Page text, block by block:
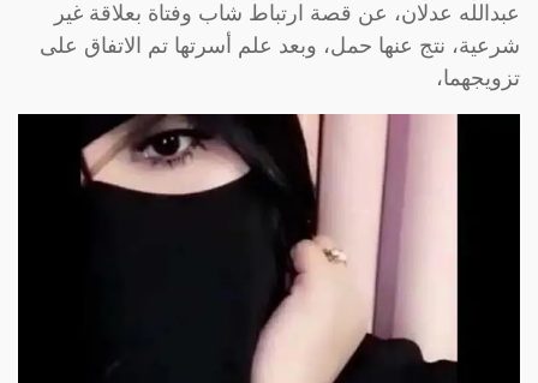
عبدالله عدلان، عن قصة ارتباط شاب وفتاة بعلاقة غير
شرعية، نتج عنها حمل، وبعد علم أسرتها تم الاتفاق على
تزويجهما،